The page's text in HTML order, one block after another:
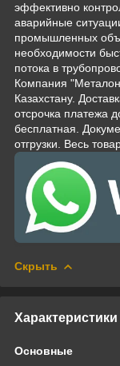
эффективно
аварийные
промышленных
необходимости
потока в
Компания
Казахстану.
отсрочка платежа
бесплатная.
отгрузки. Весь
Скрыть
Характеристики
Основные